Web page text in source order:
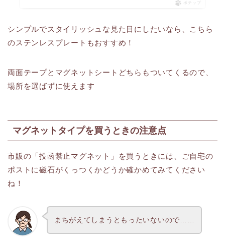
ポチップ
シンプルでスタイリッシュな見た目にしたいなら、こちら
のステンレスプレートもおすすめ！
両面テープとマグネットシートどちらもついてくるので、
場所を選ばずに使えます
マグネットタイプを買うときの注意点
市販の「投函禁止マグネット」を買うときには、ご自宅の
ポストに磁石がくっつくかどうか確かめてみてください
ね！
まちがえてしまうともったいないので……